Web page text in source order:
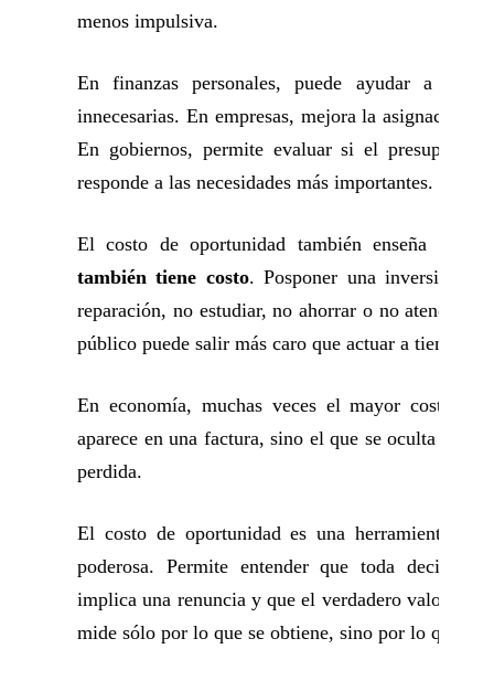
menos impulsiva.
En finanzas personales, puede ayudar a
innecesarias. En empresas, mejora la asignación
En gobiernos, permite evaluar si el presupuesto
responde a las necesidades más importantes.
El costo de oportunidad también enseña que
también tiene costo. Posponer una inversión,
reparación, no estudiar, no ahorrar o no atender
público puede salir más caro que actuar a tiempo.
En economía, muchas veces el mayor costo no
aparece en una factura, sino el que se oculta en la
perdida.
El costo de oportunidad es una herramienta
poderosa. Permite entender que toda decisión
implica una renuncia y que el verdadero valor de
mide sólo por lo que se obtiene, sino por lo que se